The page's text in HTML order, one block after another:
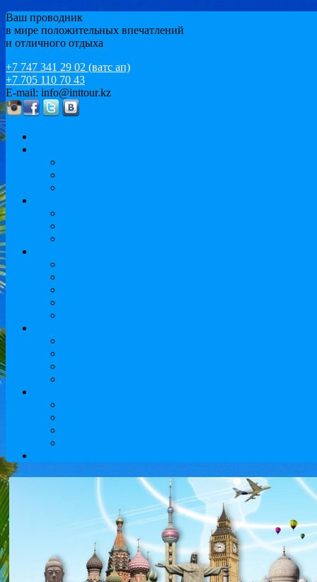
Ваш проводник
в мире положительных впечатлений
и отличного отдыха
+7 747 341 29 02 (ватс ап)
+7 705 110 70 43
E-mail: info@inttour.kz